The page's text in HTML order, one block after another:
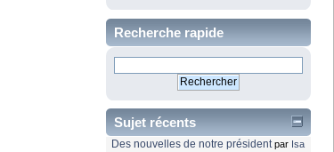
Recherche rapide
Sujet récents
Des nouvelles de notre président par Isa